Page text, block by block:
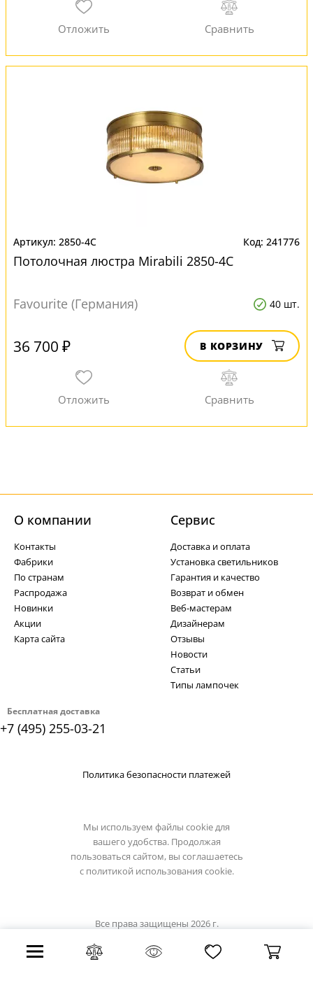
2850-4C 241776
Потолочная люстра Mirabili 2850-4C
Favourite (Германия) 40 шт.
36 700 ₽ В КОРЗИНУ
Бесплатная доставка
+7 (495) 255-03-21
О компании
Контакты
Фабрики
По странам
Распродажа
Новинки
Акции
Карта сайта
Cервис
Доставка и оплата
Установка светильников
Гарантия и качество
Возврат и обмен
Веб-мастерам
Дизайнерам
Отзывы
Новости
Статьи
Типы лампочек
Политика безопасности платежей
Мы используем файлы cookie для
вашего удобства. Продолжая
пользоваться сайтом, вы соглашаетесь
с политикой использования cookie.
Все права защищены 2026 г.